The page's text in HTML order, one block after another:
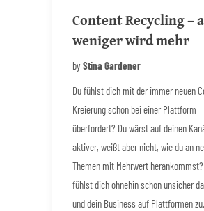
Content Recycling –
weniger wird mehr
by Stina Gardener
Du fühlst dich mit der immer neuen
Kreierung schon bei einer Plattform
überfordert? Du wärst auf deinen
aktiver, weißt aber nicht, wie du an
Themen mit Mehrwert
fühlst dich ohnehin schon unsicher
und dein Business auf Plattformen